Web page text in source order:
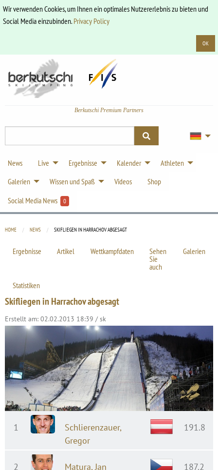
Wir verwenden Cookies, um Ihnen ein optimales Nutzererlebnis zu bieten und
Social Media einzubinden.Privacy Policy
OK
Berkutschi Premium Partners
News Live Ergebnisse Kalender
Athleten
Galerien
Wissen und Spaß Videos
Shop
Social Media News
0
HOME NEWS CURRENT:
SKIFLIEGEN IN HARRACHOV ABGESAGT
Ergebnisse Artikel Wettkampfdaten
Sehen
Sie
auch
Galerien
Statistiken
Skifliegen in Harrachov abgesagt
Erstellt am: 02.02.2013 18:39 / sk
1
Schlierenzauer,
Gregor
191.8
2 Matura, Jan 187.2